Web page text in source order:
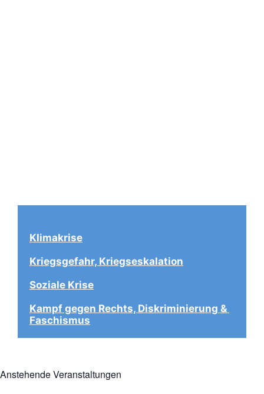
Klimakrise
Kriegsgefahr, Kriegseskalation
Soziale Krise
Kampf gegen Rechts, Diskriminierung &
Faschismus
Anstehende Veranstaltungen